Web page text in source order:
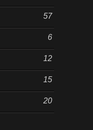
57
6
12
15
20